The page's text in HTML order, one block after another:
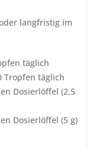
langfristig im
täglich
Tropfen täglich
Dosierlöffel (2,5
Dosierlöffel (5 g)